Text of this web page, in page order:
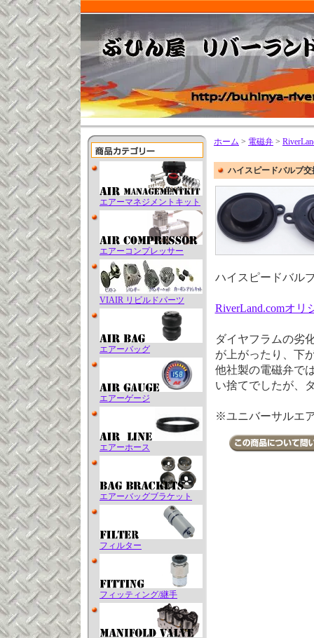
エアーマネジメントキット
エアーコンプレッサー
VIAIR リビルドパーツ
エアーバッグ
エアーゲージ
エアーホース
エアーバッグブラケット
フィルター
フィッティング/継手
ホーム > 電磁弁 >
ハイスピードバルブ
ハイスピードバル
RiverLand.comオ
ダイヤフラムの劣
が上がったり、下
他社製の電磁弁で
い捨てでしたが、
※ユニバーサルエ